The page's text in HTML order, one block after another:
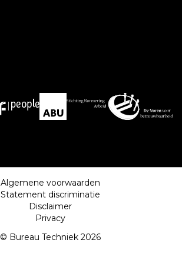
Algemene voorwaarden
Statement discriminatie
Disclaimer
Privacy
© Bureau Techniek 2026